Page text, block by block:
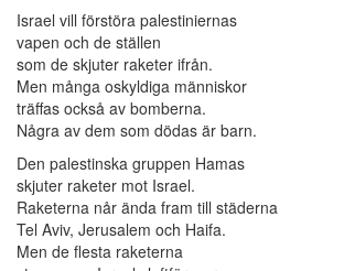
Israel vill förstöra palestiniernas
vapen och de ställen
som de skjuter raketer ifrån.
Men många oskyldiga människor
träffas också av bomberna.
Några av dem som dödas är barn.
Den palestinska gruppen Hamas
skjuter raketer mot Israel.
Raketerna når ända fram till städerna
Tel Aviv, Jerusalem och Haifa.
Men de flesta raketerna